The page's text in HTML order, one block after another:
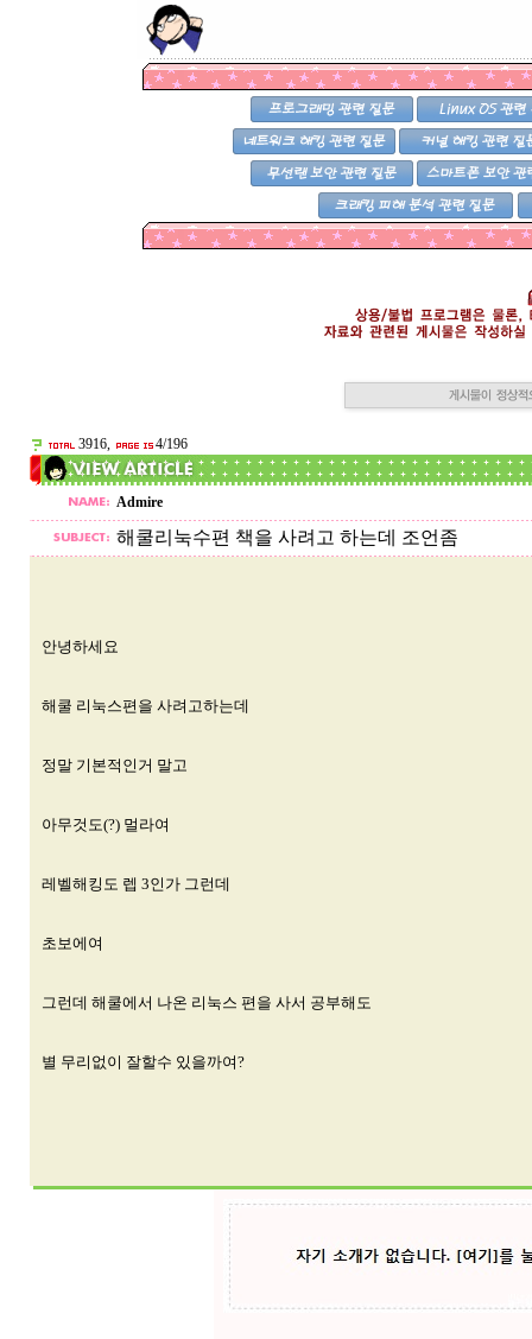
3916, 4/196
Admire
해쿨리눅수편 책을 사려고 하는데 조언좀
안녕하세요
해쿨 리눅스편을 사려고하는데
정말 기본적인거 말고
아무것도(?) 멀라여
레벨해킹도 렙 3인가 그런데
초보에여
그런데 해쿨에서 나온 리눅스 편을 사서 공부해도
별 무리없이 잘할수 있을까여?